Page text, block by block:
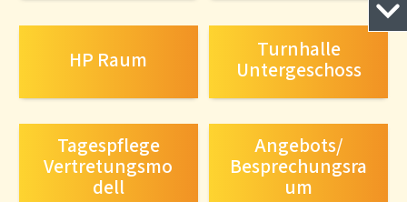
HP Raum Turnhalle
Untergeschoss
Tagespflege
Vertretungsmo
dell
Angebots/
Besprechungsra
um